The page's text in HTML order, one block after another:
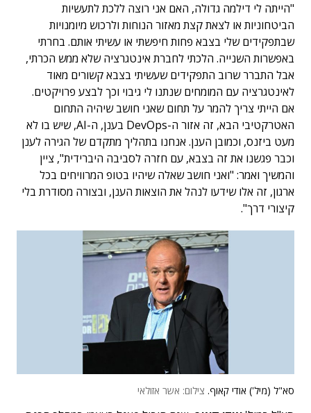
"הייתה לי דילמה גדולה, האם אני רוצה ללכת לתעשיות
הביטחוניות או לצאת קצת מאזור הנוחות ולרכוש מיומנויות
שבתפקידים שלי בצבא פחות חיפשתי או עשיתי אותם. בחרתי
באפשרות השנייה. הלכתי לחברת אינטגרציה שלא ממש הכרתי,
אבל התברר שרוב התפקידים שעשיתי בצבא קשורים מאוד
לאינטגרציה עם המומחים שנתנו לי גיבוי וכך לבצע פרויקטים.
אם הייתי צריך להמר על תחום שאני חושב שיהיה התחום
האטרקטיבי הבא, זה אזור ה-DevOps בענן, ה-AI, שיש בו לא
מעט ביזנס, וכמובן הענן. אנחנו בתהליך מתקדם של הגירה לענן
וכבר פגשנו את זה בצבא, עם חזרה לסביבה היברידית", ציין
והמשיך ואמר: "ואני חושב שאלה שיהיו בטופ המרוויחים בכל
ארגון, זה אלו שידעו לנהל את הוצאות הענן, ובצורה מסודרת בלי
קיצורי דרך".
סא"ל (מיל') אודי קאוף. צילום: אשר אזולאי